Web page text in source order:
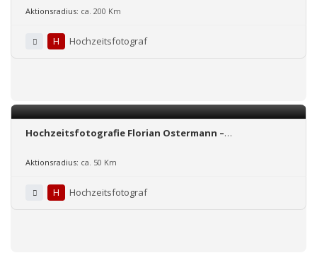
Aktionsradius: ca. 200 Km
H Hochzeitsfotograf
Hochzeitsfotografie Florian Ostermann –
deutschlandweit
Aktionsradius: ca. 50 Km
H Hochzeitsfotograf